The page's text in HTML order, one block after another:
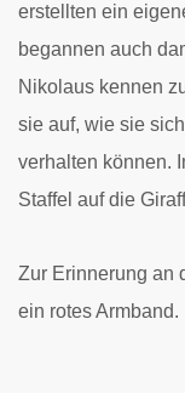
erstellten ein
begannen auch
Nikolaus kennen
sie auf, wie sie
verhalten können.
Staffel auf die
Zur Erinnerung an
ein rotes Armband.